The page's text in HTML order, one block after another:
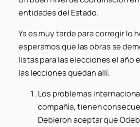
entidades del Estado.
Ya es muy tarde para corregir lo
esperamos que las obras se
listas para las elecciones el año
las lecciones quedan allí.
Los problemas
compañía, tienen
Debieron aceptar que